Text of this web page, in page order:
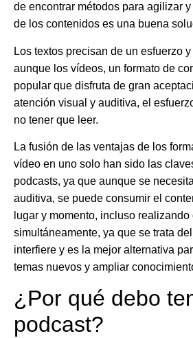
de encontrar métodos para agilizar
de los contenidos es una buena
Los textos precisan de un esfuerzo
aunque los vídeos, un formato de
popular que disfruta de gran
atención visual y auditiva, el
no tener que leer.
La fusión de las ventajas de los
vídeo en uno solo han sido las
podcasts, ya que aunque se
auditiva, se puede consumir el
lugar y momento, incluso realizando
simultáneamente, ya que se trata
interfiere y es la mejor alternativa
temas nuevos y ampliar
¿Por qué debo
podcast?